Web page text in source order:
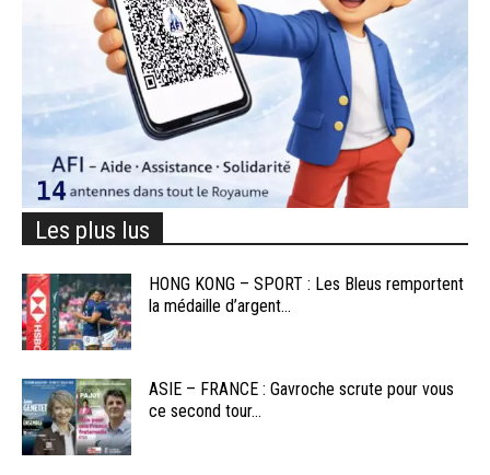
Les plus lus
HONG KONG – SPORT : Les Bleus remportent
la médaille d’argent...
ASIE – FRANCE : Gavroche scrute pour vous
ce second tour...